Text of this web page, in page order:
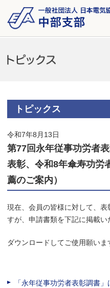
トピックス
令和7年8月13日
第77回永年従事功労者
表彰、令和8年傘寿功労
薦のご案内）
現在、会員の皆様に対して、
すが、申請書類を下記に掲載い
ダウンロードしてご使用願いま
「永年従事功労者表彰調書」